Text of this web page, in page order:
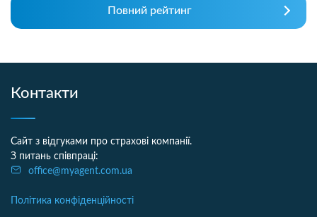
Повний рейтинг
Контакти
Сайт з відгуками про страхові компанії.
З питань співпраці:
office@myagent.com.ua
Політика конфіденційності